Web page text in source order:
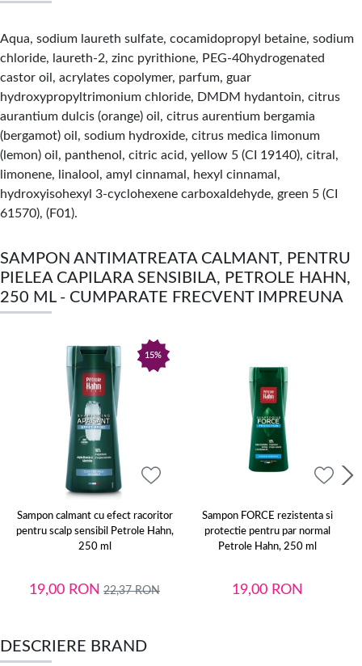
Aqua, sodium laureth sulfate, cocamidopropyl betaine, sodium
chloride, laureth-2, zinc pyrithione, PEG-40hydrogenated
castor oil, acrylates copolymer, parfum, guar
hydroxypropyltrimonium chloride, DMDM hydantoin, citrus
aurantium dulcis (orange) oil, citrus aurentium bergamia
(bergamot) oil, sodium hydroxide, citrus medica limonum
(lemon) oil, panthenol, citric acid, yellow 5 (CI 19140), citral,
limonene, linalool, amyl cinnamal, hexyl cinnamal,
hydroxyisohexyl 3-cyclohexene carboxaldehyde, green 5 (CI
61570), (F01).
SAMPON ANTIMATREATA CALMANT, PENTRU
PIELEA CAPILARA SENSIBILA, PETROLE HAHN,
250 ML - CUMPARATE FRECVENT IMPREUNA
15%
Sampon calmant cu efect racoritor
pentru scalp sensibil Petrole Hahn,
250 ml
19,00 RON 22,37RON
Sampon FORCE rezistenta si
protectie pentru par normal
Petrole Hahn, 250 ml
19,00 RON
DESCRIERE BRAND